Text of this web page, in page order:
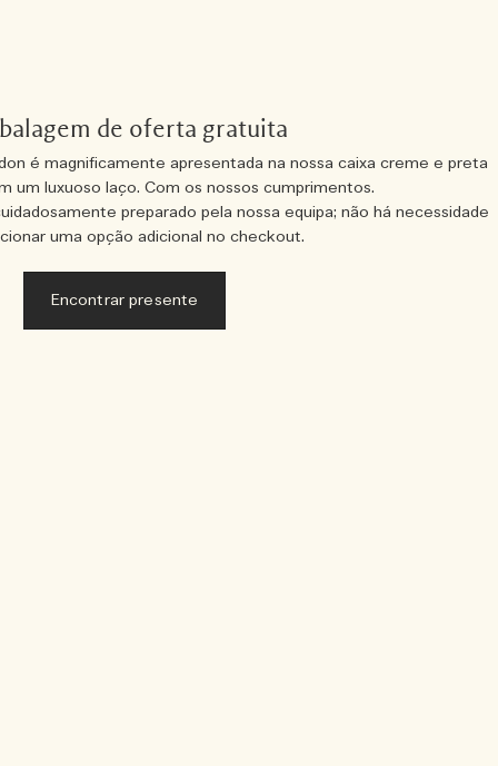
de oferta gratuita
é magnificamente apresentada na nossa caixa creme e preta
um luxuoso laço. Com os nossos cumprimentos.
preparado pela nossa equipa; não há necessidade
uma opção adicional no checkout.
Encontrar presente